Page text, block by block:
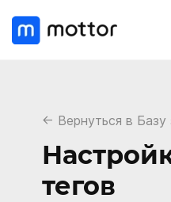
← Вернуться в Базу
тегов